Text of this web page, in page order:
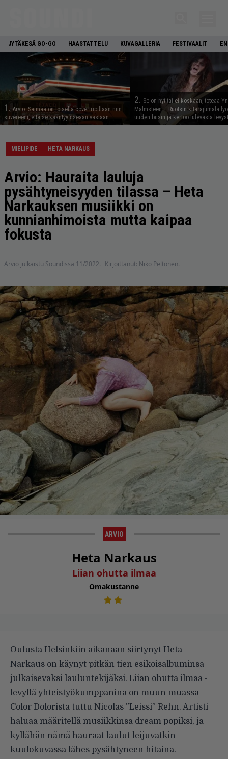
JYTÄKESÄ GO-GO HAASTATTELU KUVAGALLERIA FESTIVAALIT
1. Arvio: Saimaa on toisella covertripillään niin
suvereeni, että se kääntyy itseään vastaan
2. Se on nyt tai ei koskaan, toteaa
Malmsteen – Ruotsin kitarajumala
uuden biisin ja kertoo tulevasta
MIELIPIDE HETA NARKAUS
Arvio: Hauraita lauluja
pysähtyneisyyden tilassa – Heta
Narkauksen musiikki on
kunnianhimoista mutta kaipaa
fokusta
Arvio julkaistu Soundissa 11/2022. Kirjoittanut: Niko Peltonen.
ARVIO
Heta Narkaus
Liian ohutta ilmaa
Omakustanne
Oulusta Helsinkiin aikanaan siirtynyt Heta
Narkaus on käynyt pitkän tien esikoisalbuminsa
julkaisevaksi lauluntekijäksi. Liian ohutta ilmaa -
levyllä yhteistyökumppanina on muun muassa
Color Dolorista tuttu Nicolas ”Leissi” Rehn. Artisti
haluaa määritellä musiikkinsa dream popiksi, ja
kyllähän nämä hauraat laulut leijuvatkin
kuulokuvassa lähes pysähtyneen hitaina.